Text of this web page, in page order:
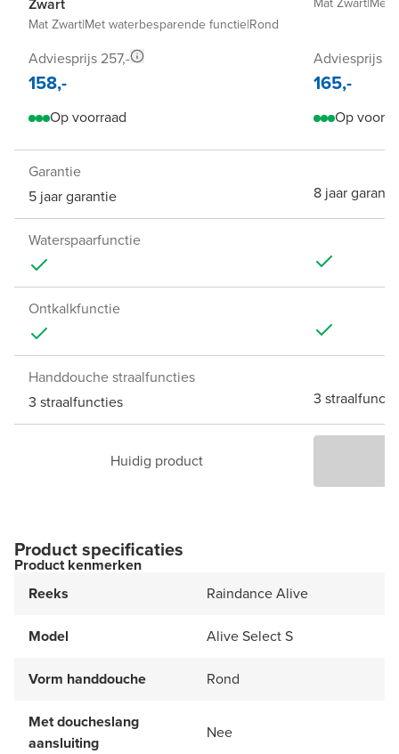
Mat Zwart|Met waterbesparende functie|Rond
Adviesprijs 257,-
158,-
Op voorraad
Adviesprijs
165,-
Op
Garantie
5 jaar garantie
8 jaar
Waterspaarfunctie
Ontkalkfunctie
Handdouche straalfuncties
3 straalfuncties
3
Huidig product
Product specificaties
Product kenmerken
Reeks
Raindance Alive
Model Alive Select S
Vorm handdouche Rond
Met doucheslang
aansluiting
Nee